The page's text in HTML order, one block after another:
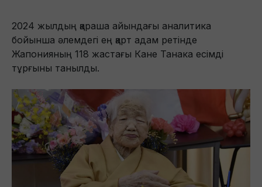
2024 жылдың қараша айындағы аналитика
бойынша әлемдегі ең қарт адам ретінде
Жапонияның 118 жастағы Кане Танака есімді
тұрғыны танылды.